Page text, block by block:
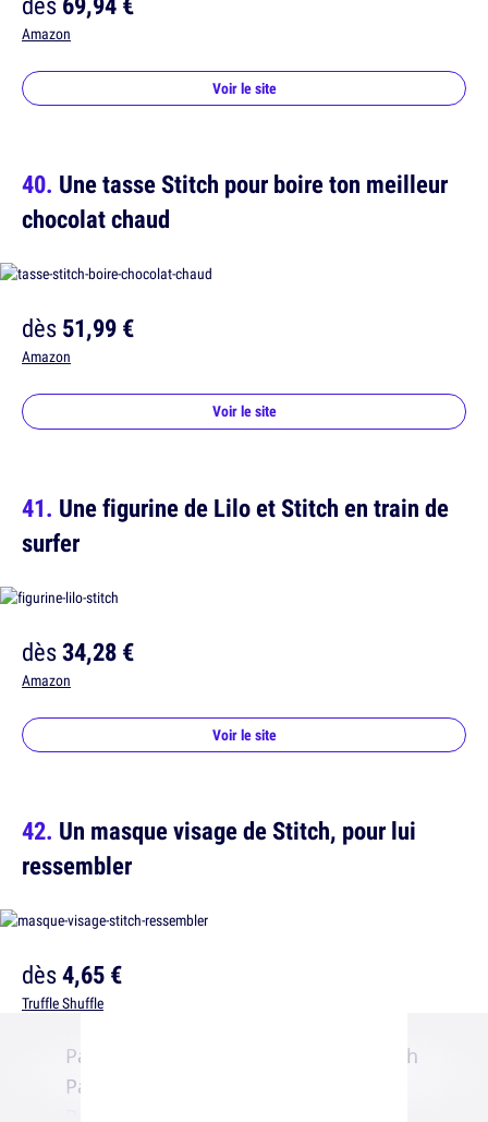
Amazon
Voir le site
Une tasse Stitch pour boire ton meilleur
chocolat chaud
dès51,99 €
Amazon
Voir le site
Une figurine de Lilo et Stitch en train de
surfer
dès34,28 €
Amazon
Voir le site
Un masque visage de Stitch, pour lui
ressembler
dès4,65 €
Truffle Shuffle
Parce que tu rêves d'adopter un Stitch
Parce que ta peau est dégueulasse